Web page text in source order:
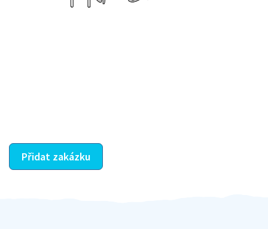
Přidat zakázku